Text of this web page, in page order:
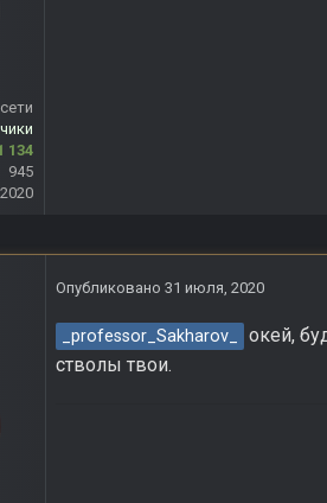
134
945
Опубликовано 31 июля, 2020
_professor_Sakharov_
окей,
стволы твои.